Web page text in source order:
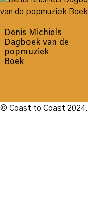
Denis Michiels
Dagboek van de
popmuziek
Boek
© Coast to Coast 2024.